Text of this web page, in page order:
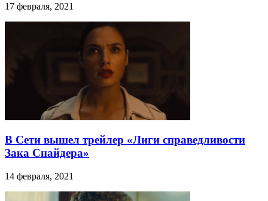
17 февраля, 2021
В Сети вышел трейлер «Лиги справедливости
Зака Снайдера»
14 февраля, 2021